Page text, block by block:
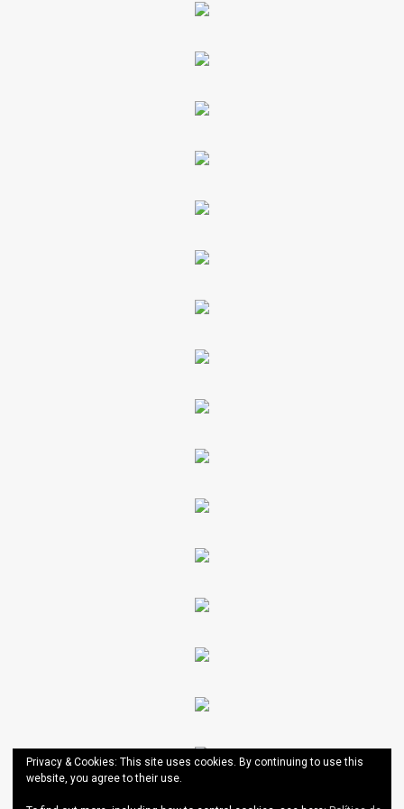
Privacy & Cookies: This site uses cookies. By continuing to use this
website, you agree to their use.